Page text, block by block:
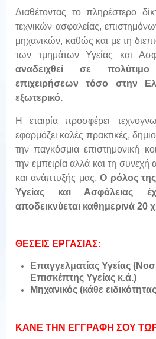
Διαθέτοντας το πληρέστερο
τεχνικών ασφαλείας,
μηχανικών, καθώς και με τη
των τμημάτων Υγείας και
αναδειχθεί σε
επιχειρήσεων τόσο στην
εξωτερικό.
Η εταιρία προσφέρει
εφαρμόζει καλές πρακτικές,
την παγκόσμια επιστημονική
την εμπειρία αλλά και τη συνεχή
και ανάπτυξής μας.Ο ρόλος
Υγείας και Ασφάλειας
αποδεικνύεται καθημερινά 20
ΘΕΣΕΙΣ ΕΡΓΑΣΙΑΣ:
Επαγγελματίας Υγείας
Επισκέπτης Υγείας κ.ά.)
Μηχανικός (κάθε
ΚΑΝΕ ΤΗΝ ΕΓΓΡΑΦΗ ΣΟΥ